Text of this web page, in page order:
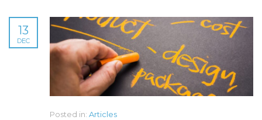
13
DEC
Posted in: Articles